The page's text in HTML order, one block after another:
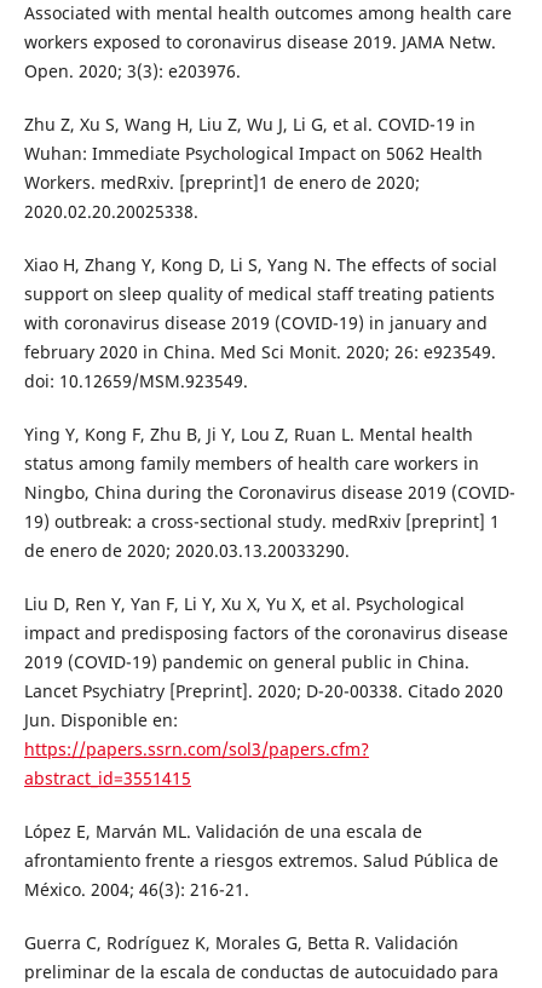
Associated with mental health outcomes among health care
workers exposed to coronavirus disease 2019. JAMA Netw.
Open. 2020; 3(3): e203976.
Zhu Z, Xu S, Wang H, Liu Z, Wu J, Li G, et al. COVID-19 in
Wuhan: Immediate Psychological Impact on 5062 Health
Workers. medRxiv. [preprint]1 de enero de 2020;
2020.02.20.20025338.
Xiao H, Zhang Y, Kong D, Li S, Yang N. The effects of social
support on sleep quality of medical staff treating patients
with coronavirus disease 2019 (COVID-19) in january and
february 2020 in China. Med Sci Monit. 2020; 26: e923549.
doi: 10.12659/MSM.923549.
Ying Y, Kong F, Zhu B, Ji Y, Lou Z, Ruan L. Mental health
status among family members of health care workers in
Ningbo, China during the Coronavirus disease 2019 (COVID-
19) outbreak: a cross-sectional study. medRxiv [preprint] 1
de enero de 2020; 2020.03.13.20033290.
Liu D, Ren Y, Yan F, Li Y, Xu X, Yu X, et al. Psychological
impact and predisposing factors of the coronavirus disease
2019 (COVID-19) pandemic on general public in China.
Lancet Psychiatry [Preprint]. 2020; D-20-00338. Citado 2020
Jun. Disponible en:
https://papers.ssrn.com/sol3/papers.cfm?
abstract_id=3551415
López E, Marván ML. Validación de una escala de
afrontamiento frente a riesgos extremos. Salud Pública de
México. 2004; 46(3): 216-21.
Guerra C, Rodríguez K, Morales G, Betta R. Validación
preliminar de la escala de conductas de autocuidado para